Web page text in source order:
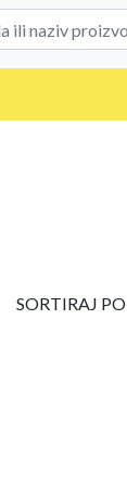
SORTIRAJ PO